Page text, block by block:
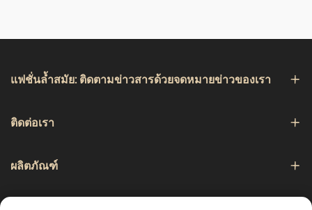
แฟชั่นล้ำสมัย: ติดตามข่าวสารด้วยจดหมายข่าวของเรา
ติดต่อเรา
ผลิตภัณฑ์